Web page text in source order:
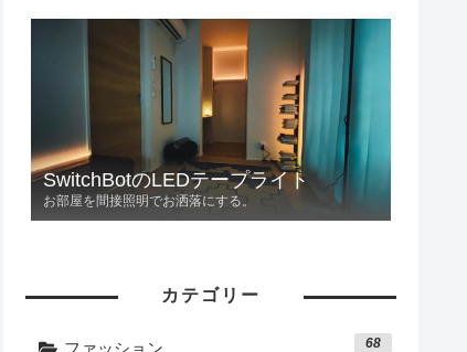
SwitchBotのLEDテープライト
お部屋を間接照明でお洒落にする。
カテゴリー
ファッション 68